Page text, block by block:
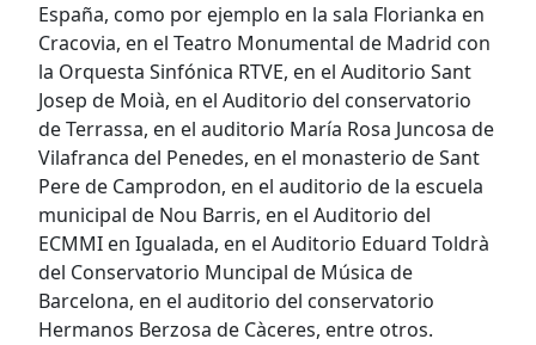
España, como por ejemplo en la sala Florianka en
Cracovia, en el Teatro Monumental de Madrid con
la Orquesta Sinfónica RTVE, en el Auditorio Sant
Josep de Moià, en el Auditorio del conservatorio
de Terrassa, en el auditorio María Rosa Juncosa de
Vilafranca del Penedes, en el monasterio de Sant
Pere de Camprodon, en el auditorio de la escuela
municipal de Nou Barris, en el Auditorio del
ECMMI en Igualada, en el Auditorio Eduard Toldrà
del Conservatorio Muncipal de Música de
Barcelona, en el auditorio del conservatorio
Hermanos Berzosa de Càceres, entre otros.